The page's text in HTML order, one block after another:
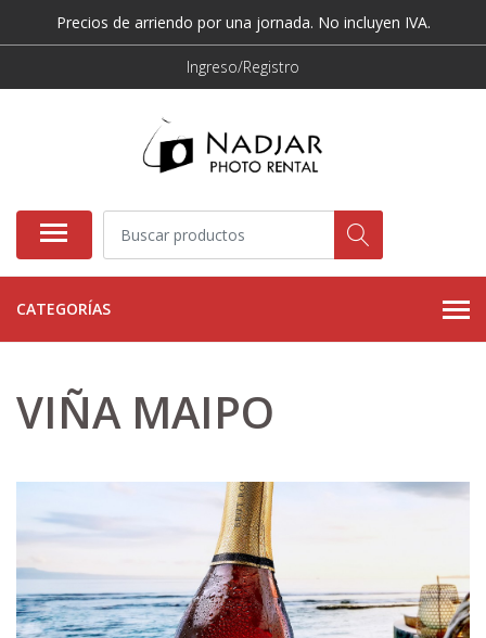
Precios de arriendo por una jornada. No incluyen IVA.
Ingreso/Registro
CATEGORÍAS
VIÑA MAIPO